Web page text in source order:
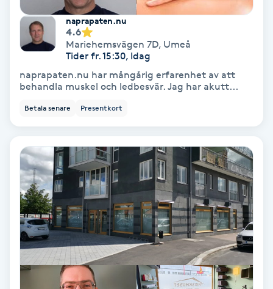
Läpptatuering
Makeup
Massage
Medial vägledning
Medicinsk massage
Meditation
naprapaten.nu
4.6
Mariehemsvägen 7D, Umeå
Tider fr. 15:30, Idag
naprapaten.nu har mångårig erfarenhet av att
behandla muskel och ledbesvär. Jag har akutt...
Betala senare Presentkort